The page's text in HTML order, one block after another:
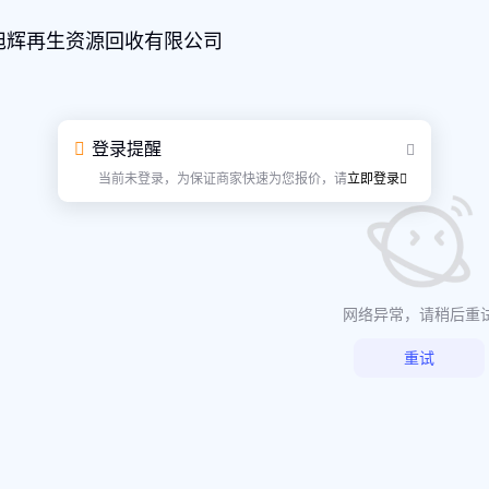
辉再生资源回收有限公司
登录提醒
当前未登录，为保证商家快速为您报价，请立即登录
网络异常，请稍后重
重试